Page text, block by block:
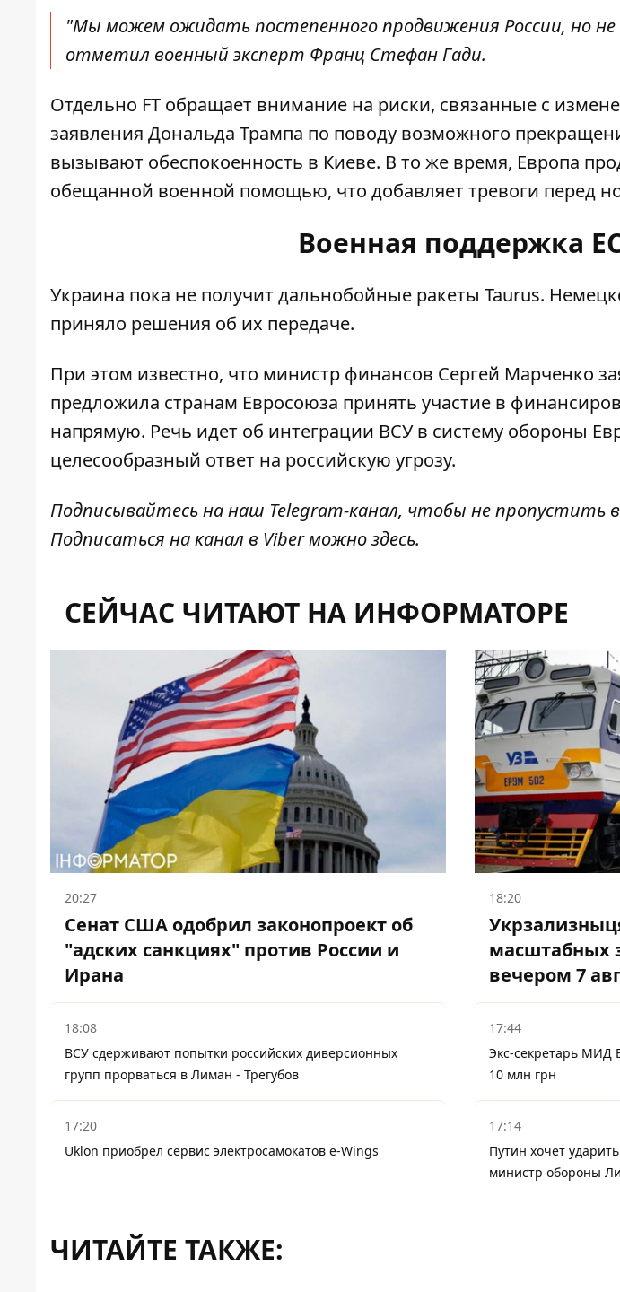
"Мы можем ожидать постепенного продвижения России, но не
отметил военный эксперт Франц Стефан Гади.
Отдельно FT обращает внимание на риски, связанные с
заявления Дональда Трампа по поводу возможного
вызывают обеспокоенность в Киеве. В то же время, Европа
обещанной военной помощью, что добавляет тревоги перед
Военная поддержка
Украина пока не получит дальнобойные ракеты Taurus.
приняло решения об их передаче.
При этом известно, что министр финансов Сергей Марченко
предложила странам Евросоюза принять участие в
напрямую. Речь идет об интеграции ВСУ в систему обороны
целесообразный ответ на российскую угрозу.
Подписывайтесь на наш Telegram-канал, чтобы не пропустить
Подписаться на канал в Viber можноздесь.
СЕЙЧАС ЧИТАЮТ НА ИНФОРМАТОРЕ
20:27
Сенат США одобрил законопроект об
"адских санкциях" против России и
Ирана
18:20
масштабных
вечером 7
18:08
ВСУ сдерживают попытки российских диверсионных
групп прорваться в Лиман - Трегубов
17:44
Экс-секретарь МИД
10 млн грн
17:20
Uklon приобрел сервис электросамокатов e-Wings
17:14
Путин хочет
министр обороны
ЧИТАЙТЕ ТАКЖЕ: